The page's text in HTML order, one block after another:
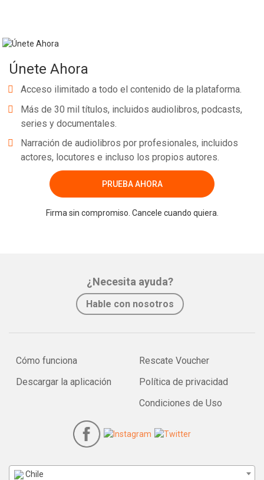
Únete Ahora
Acceso ilimitado a todo el contenido de la plataforma.
Más de 30 mil títulos, incluidos audiolibros, podcasts,
series y documentales.
Narración de audiolibros por profesionales, incluidos
actores, locutores e incluso los propios autores.
PRUEBA AHORA
Firma sin compromiso. Cancele cuando quiera.
¿Necesita ayuda?
Hable con nosotros
Cómo funciona
Descargar la aplicación
Rescate Voucher
Política de privacidad
Condiciones de Uso
Chile